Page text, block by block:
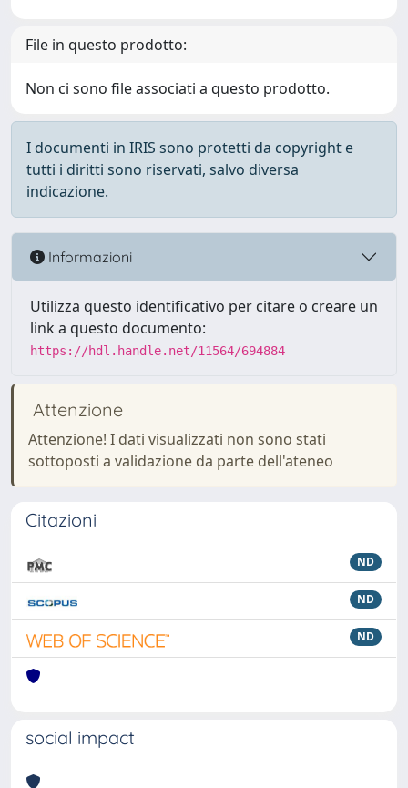
File in questo prodotto:
Non ci sono file associati a questo prodotto.
I documenti in IRIS sono protetti da copyright e
tutti i diritti sono riservati, salvo diversa
indicazione.
Informazioni
Utilizza questo identificativo per citare o creare un
link a questo documento:
https://hdl.handle.net/11564/694884
Attenzione
Attenzione! I dati visualizzati non sono stati
sottoposti a validazione da parte dell'ateneo
Citazioni
ND
ND
ND
social impact